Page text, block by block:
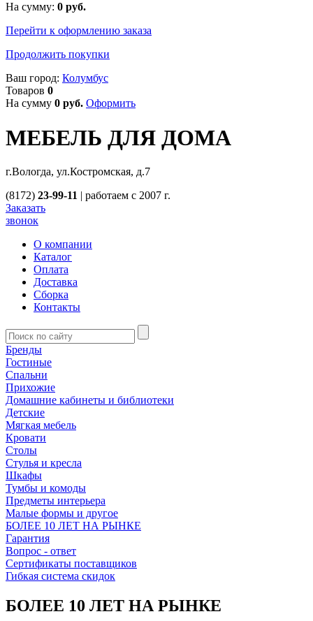
На сумму: 0 руб.
Перейти к оформлению заказа
Продолжить покупки
Ваш город: Колумбус
Товаров 0
На сумму 0 руб. Оформить
МЕБЕЛЬ ДЛЯ ДОМА
г.Вологда, ул.Костромская, д.7
(8172) 23-99-11 | работаем с 2007 г.
Заказать
звонок
О компании
Каталог
Оплата
Доставка
Сборка
Контакты
Бренды
Гостиные
Спальни
Прихожие
Домашние кабинеты и библиотеки
Детские
Мягкая мебель
Кровати
Столы
Стулья и кресла
Шкафы
Тумбы и комоды
Предметы интерьера
Малые формы и другое
БОЛЕЕ 10 ЛЕТ НА РЫНКЕ
Гарантия
Вопрос - ответ
Сертификаты поставщиков
Гибкая система скидок
БОЛЕЕ 10 ЛЕТ НА РЫНКЕ